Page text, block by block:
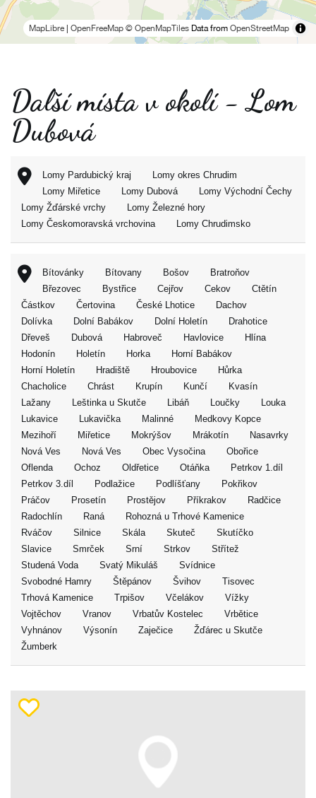
MapLibre OpenFreeMap © OpenMapTiles Data from OpenStreetMap
Další místa v okolí - Lom
Dubová
Lomy Pardubický kraj
Lomy okres Chrudim
Lomy Miřetice
Lomy Dubová
Lomy Východní Čechy
Lomy Žďárské vrchy
Lomy Železné hory
Lomy Českomoravská vrchovina
Lomy Chrudimsko
Bítovánky Bítovany Bošov
Bratroňov
Březovec
Bystřice Cejřov Cekov
Ctětín
Částkov
Čertovina České Lhotice
Dachov
Dolívka
Dolní Babákov Dolní Holetín
Drahotice
Dřeveš
Dubová Habroveč Havlovice
Hlína
Hodonín
Holetín Horka
Horní Babákov
Horní Holetín
Hradiště Hroubovice
Hůrka
Chacholice
Chrást Krupín Kunčí
Kvasín
Lažany
Leštinka u Skutče Libáň Loučky
Louka
Lukavice
Lukavička Malinné
Medkovy Kopce
Mezihoří
Miřetice Mokrýšov Mrákotín
Nasavrky
Nová Ves
Nová Ves Obec Vysočina
Obořice
Oflenda
Ochoz Oldřetice Otáňka
Petrkov 1.díl
Petrkov 3.díl
Podlažice Podlíšťany
Pokřikov
Práčov
Prosetín Prostějov Příkrakov
Radčice
Radochlín
Raná
Rohozná u Trhové Kamenice
Rváčov
Silnice Skála Skuteč
Skutíčko
Slavice
Smrček Srní Strkov
Střítež
Studená Voda
Svatý Mikuláš
Svídnice
Svobodné Hamry
Štěpánov Švihov
Tisovec
Trhová Kamenice
Trpišov Včelákov
Vížky
Vojtěchov
Vranov Vrbatův Kostelec
Vrbětice
Vyhnánov
Výsonín Zaječice
Žďárec u Skutče
Žumberk